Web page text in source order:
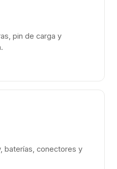
pin de carga y
baterías, conectores y